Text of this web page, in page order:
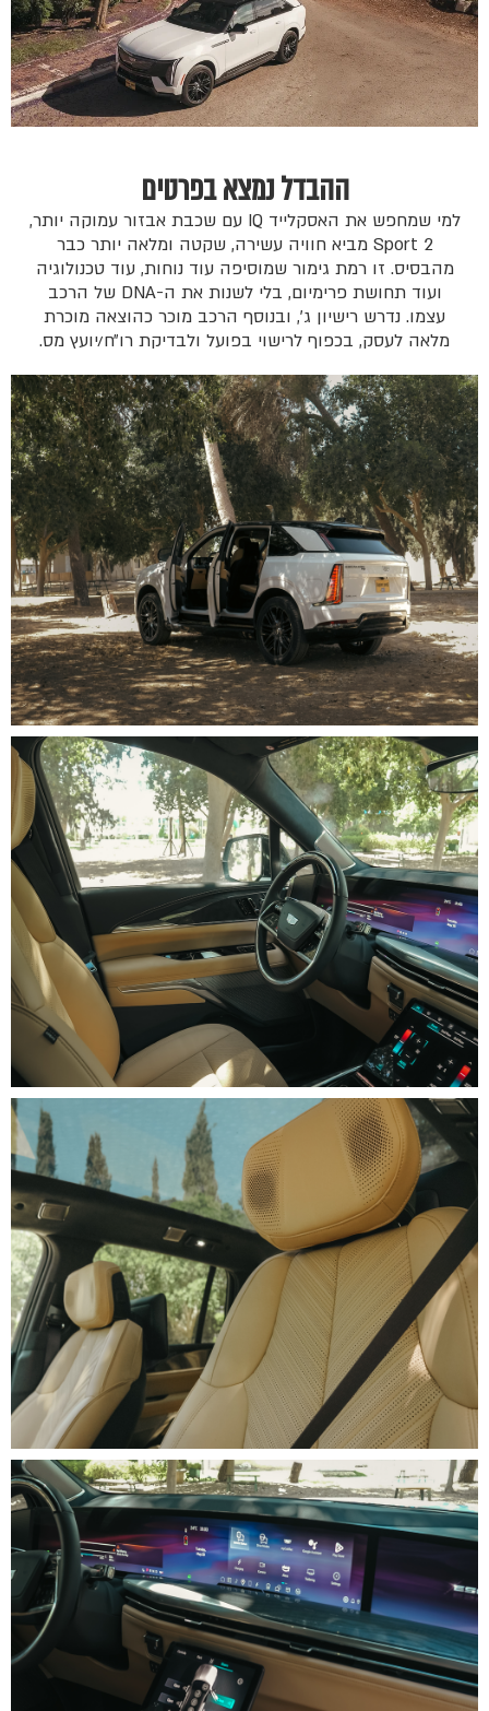
ההבדל נמצא בפרטים
למי שמחפש את האסקלייד IQ עם שכבת אבזור עמוקה יותר,
Sport 2 מביא חוויה עשירה, שקטה ומלאה יותר כבר
מהבסיס. זו רמת גימור שמוסיפה עוד נוחות, עוד טכנולוגיה
ועוד תחושת פרימיום, בלי לשנות את ה-DNA של הרכב
עצמו. נדרש רישיון ג׳, ובנוסף הרכב מוכר כהוצאה מוכרת
מלאה לעסק, בכפוף לרישוי בפועל ולבדיקת רו״ח/יועץ מס.